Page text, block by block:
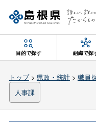
目的で探す 組織で探
トップ> 県政・統計> 職員
人事課